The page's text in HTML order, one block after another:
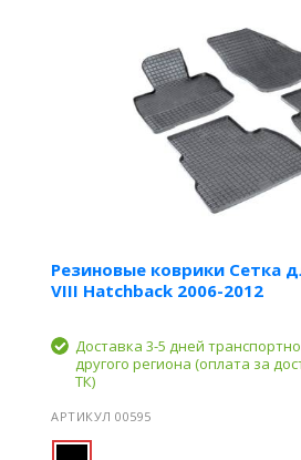
Резиновые коврики Сетка
VIII Hatchback 2006-2012
Доставка 3-5 дней
другого региона (оплата за
ТК)
АРТИКУЛ 00595